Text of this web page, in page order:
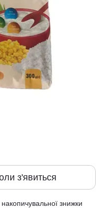
з'явиться
знижки